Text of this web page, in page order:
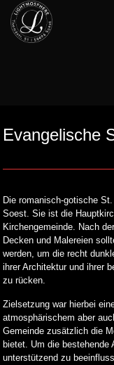
Evangelische
Die romanisch-gotische
Soest. Sie ist die
Kirchengemeinde. Nach
Decken und Malereien
werden, um die recht
ihrer Architektur und ihrer
zu rücken.
Zielsetzung war hierbei
atmosphärischem aber
Gemeinde zusätzlich die
bietet. Um die
unterstützend zu